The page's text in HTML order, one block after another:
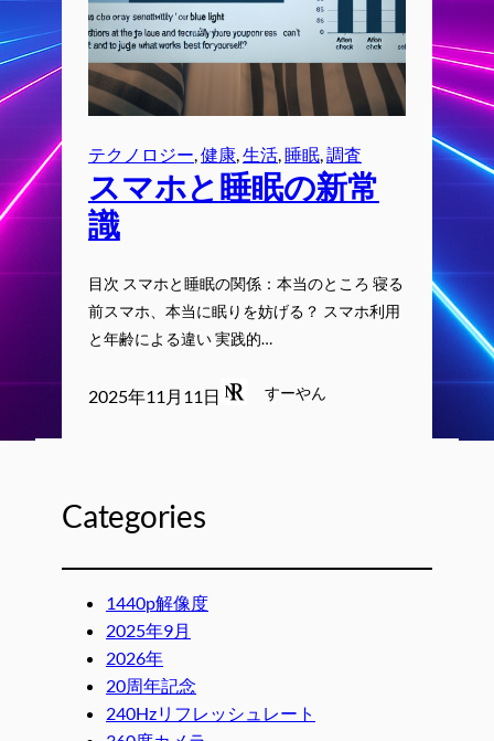
テクノロジー, 健康, 生活, 睡眠, 調査
スマホと睡眠の新常
識
目次 スマホと睡眠の関係：本当のところ 寝る
前スマホ、本当に眠りを妨げる？ スマホ利用
と年齢による違い 実践的…
2025年11月11日 すーやん
Categories
1440p解像度
2025年9月
2026年
20周年記念
240Hzリフレッシュレート